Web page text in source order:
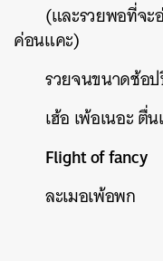
(และรวยพอที่จ
ค่อนแคะ)
รวยจนขนาดช้อ
เฮ้อ เพ้อเนอะตื่น
Flight of fancy
ละเมอเพ้อพก